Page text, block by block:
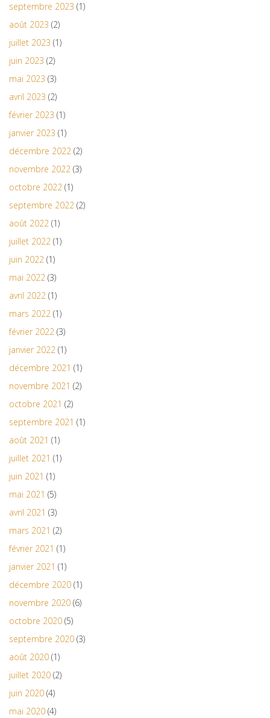
septembre 2023 (1)
août 2023 (2)
juillet 2023 (1)
juin 2023 (2)
mai 2023 (3)
avril 2023 (2)
février 2023 (1)
janvier 2023 (1)
décembre 2022 (2)
novembre 2022 (3)
octobre 2022 (1)
septembre 2022 (2)
août 2022 (1)
juillet 2022 (1)
juin 2022 (1)
mai 2022 (3)
avril 2022 (1)
mars 2022 (1)
février 2022 (3)
janvier 2022 (1)
décembre 2021 (1)
novembre 2021 (2)
octobre 2021 (2)
septembre 2021 (1)
août 2021 (1)
juillet 2021 (1)
juin 2021 (1)
mai 2021 (5)
avril 2021 (3)
mars 2021 (2)
février 2021 (1)
janvier 2021 (1)
décembre 2020 (1)
novembre 2020 (6)
octobre 2020 (5)
septembre 2020 (3)
août 2020 (1)
juillet 2020 (2)
juin 2020 (4)
mai 2020 (4)